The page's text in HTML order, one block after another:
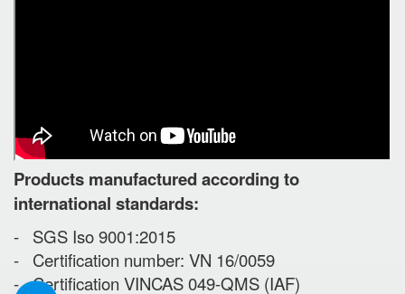
Products manufactured according to
international standards:
- SGS Iso 9001:2015
- Certification number: VN 16/0059
- Certification VINCAS 049-QMS (IAF)